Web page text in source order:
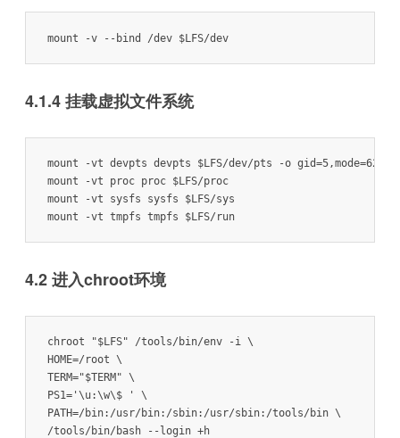
mount -v --bind /dev $LFS/dev
4.1.4 挂载虚拟文件系统
mount -vt devpts devpts $LFS/dev/pts -o gid=5,mode=620
mount -vt proc proc $LFS/proc
mount -vt sysfs sysfs $LFS/sys
mount -vt tmpfs tmpfs $LFS/run
4.2 进入chroot环境
chroot "$LFS" /tools/bin/env -i \
HOME=/root \
TERM="$TERM" \
PS1='\u:\w\$ ' \
PATH=/bin:/usr/bin:/sbin:/usr/sbin:/tools/bin \
/tools/bin/bash --login +h